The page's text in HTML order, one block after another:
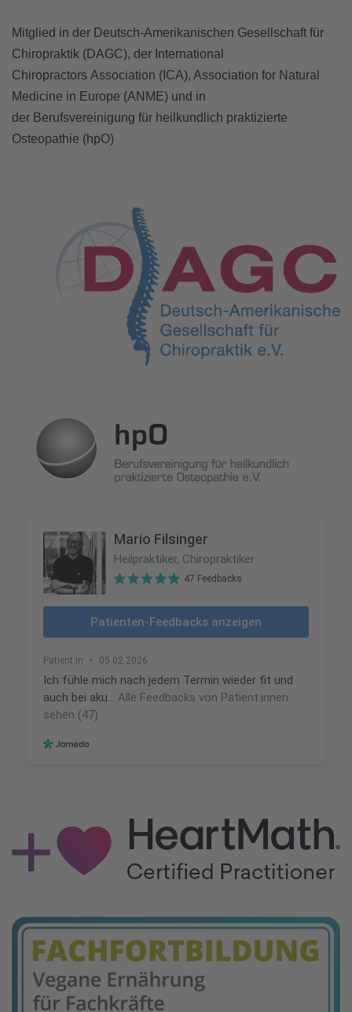
Mitglied in der Deutsch-Amerikanischen Gesellschaft für
Chiropraktik (DAGC), der International
Chiropractors Association (ICA), Association for Natural
Medicine in Europe (ANME) und in
der Berufsvereinigung für heilkundlich praktizierte
Osteopathie (hpO)